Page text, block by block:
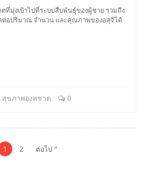
ที่มุ่งเป้าไปที่ระบบสืบพันธุ์ของผู้ชาย รวมถึง
ต่อปริมาณ จำนวน และคุณภาพของอสุจิได้
สุขภาพองคชาต 0
1 2 ต่อไป "